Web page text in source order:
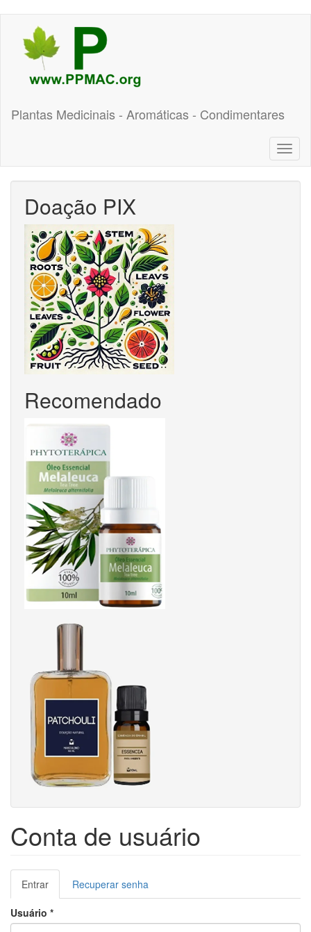
conteúdo
principal
Plantas Medicinais - Aromáticas - Condimentares
Doação PIX
Recomendado
Conta de usuário
Abas
primárias
Entrar
ativa)
Recuperar senha
Usuário *